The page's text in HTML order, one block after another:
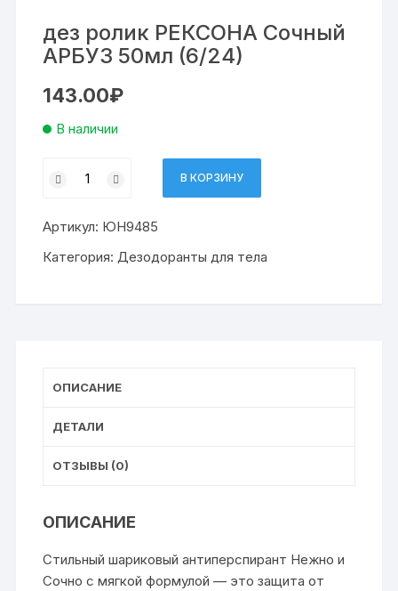
дез ролик РЕКСОНА Сочный
АРБУЗ 50мл (6/24)
143.00₽
В наличии
товара
ролик
РЕКСОНА
В КОРЗИНУ
Артикул: ЮН9485
Категория:Дезодоранты для тела
ОПИСАНИЕ
ДЕТАЛИ
ОТЗЫВЫ (0)
ОПИСАНИЕ
Стильный шариковый антиперспирант Нежно и
Сочно с мягкой формулой — это защита от